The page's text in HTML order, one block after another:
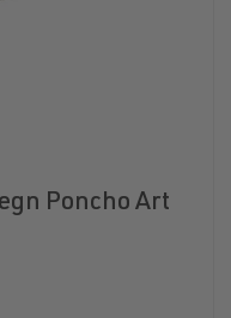
Poncho Art